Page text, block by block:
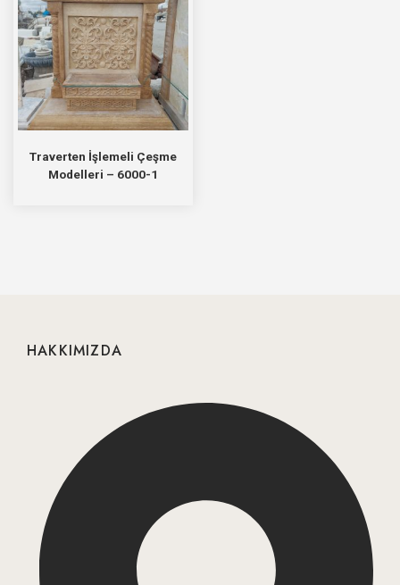
Traverten İşlemeli Çeşme
Modelleri – 6000-1
HAKKIMIZDA